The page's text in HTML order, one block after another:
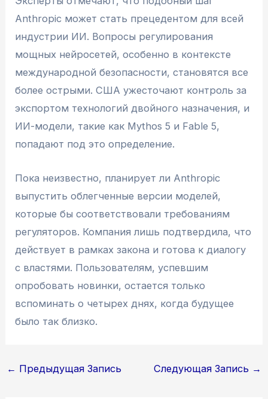
Anthropic может стать прецедентом для всей
индустрии ИИ. Вопросы регулирования
мощных нейросетей, особенно в контексте
международной безопасности, становятся все
более острыми. США ужесточают контроль за
экспортом технологий двойного назначения, и
ИИ-модели, такие как Mythos 5 и Fable 5,
попадают под это определение.
Пока неизвестно, планирует ли Anthropic
выпустить облегченные версии моделей,
которые бы соответствовали требованиям
регуляторов. Компания лишь подтвердила, что
действует в рамках закона и готова к диалогу
с властями. Пользователям, успевшим
опробовать новинки, остается только
вспоминать о четырех днях, когда будущее
было так близко.
Навигация
← Предыдущая Запись Следующая Запись →